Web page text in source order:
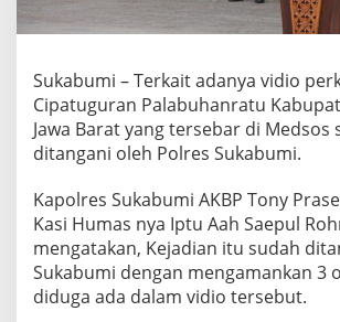
y
a
t
e
r
s
a
d
i
M
e
Sukabumi – Terkait adanya vidio
Cipatuguran Palabuhanratu
Jawa Barat yang tersebar di Medsos
ditangani oleh Polres Sukabumi.
Kapolres Sukabumi AKBP Tony
Kasi Humas nya Iptu Aah Saepul
mengatakan, Kejadian itu sudah
Sukabumi dengan mengamankan 3
diduga ada dalam vidio tersebut.